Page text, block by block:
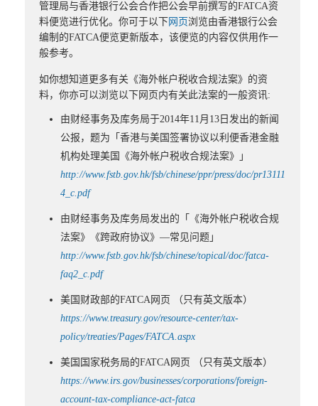
管理局与香港银行公会合作把公会早前撰写的FATCA资
料便览进行优化。你可于以下 网页浏览由香港银行公会
编制的FATCA便览更新版本，该便览的内容仅供用作一
般参考。
如你想知道更多有关《海外帐户税收合规法案》的资
料，你亦可以浏览以下网页内有关此法案的一般资讯:
由财经事务及库务局于2014年11月13日发出的新闻
公报，题为「香港与美国签署协议以利便香港金融
机构处理美国《海外帐户税收合规法案》」
http://www.fstb.gov.hk/fsb/chinese/ppr/press/doc/pr13111
4_c.pdf
由财经事务及库务局发出的「《海外帐户税收合规
法案》《跨政府协议》—常见问题」
http://www.fstb.gov.hk/fsb/chinese/topical/doc/fatca-
faq2_c.pdf
美国财政部的FATCA网页 （只有英文版本）
https://www.treasury.gov/resource-center/tax-
policy/treaties/Pages/FATCA.aspx
美国国家税务局的FATCA网页 （只有英文版本）
https://www.irs.gov/businesses/corporations/foreign-
account-tax-compliance-act-fatca